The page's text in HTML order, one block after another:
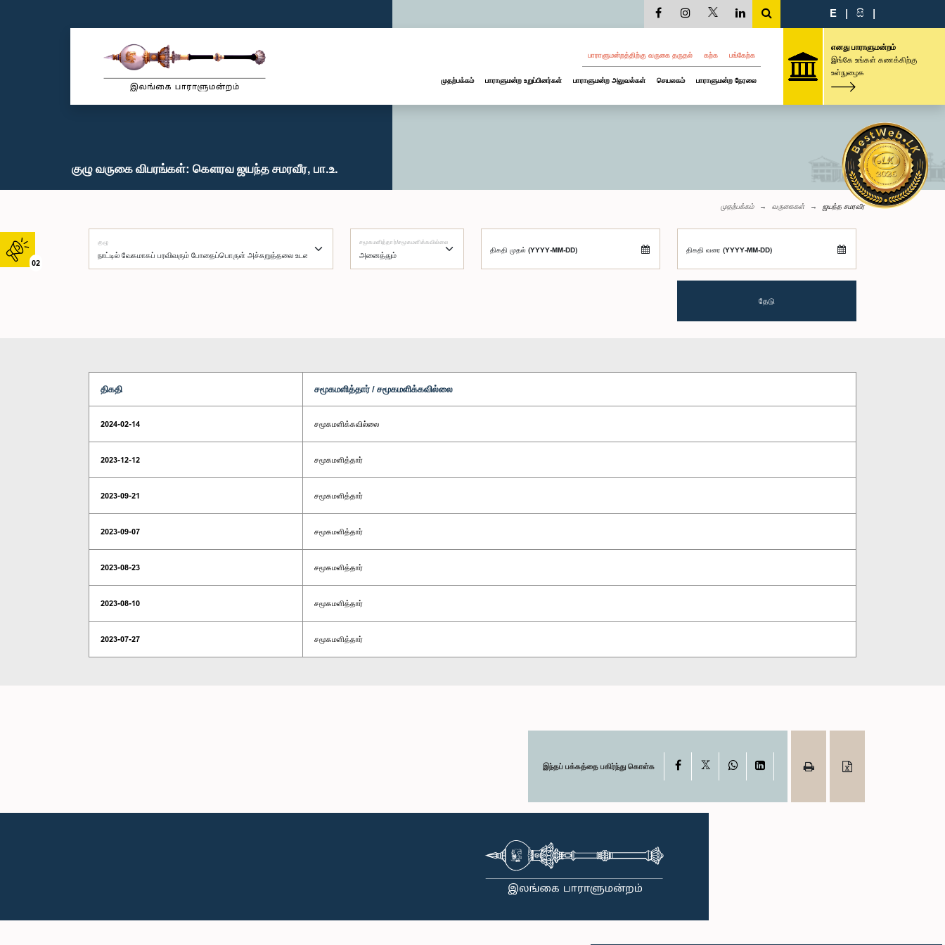
02
E | සි |
பாராளுமன்றத்திற்கு வருகை தருதல் கற்க பங்கேற்க
முதற்பக்கம் பாராளுமன்ற உறுப்பினர்கள் பாராளுமன்ற அலுவல்கள் செயலகம் பாராளுமன்ற நேரலை
எனது பாராளுமன்றம்
இங்கே உங்கள் கணக்கிற்கு
உள்நுழைக
குழு வருகை விபரங்கள்: கௌரவ ஜயந்த சமரவீர, பா.உ.
முதற்பக்கம் வருகைகள் ஜயந்த சமரவீர
குழு சமூகமளித்தார்/சமூகமளிக்கவில்லை
திகதி முதல் (YYYY-MM-DD) திகதி வரை (YYYY-MM-DD)
தேடு
திகதி சமூகமளித்தார் / சமூகமளிக்கவில்லை
2024-02-14 சமூகமளிக்கவில்லை
2023-12-12 சமூகமளித்தார்
2023-09-21 சமூகமளித்தார்
2023-09-07 சமூகமளித்தார்
2023-08-23 சமூகமளித்தார்
2023-08-10 சமூகமளித்தார்
2023-07-27 சமூகமளித்தார்
இந்தப் பக்கத்தை பகிர்ந்து கொள்க Facebook WhatsAppLinkedIn